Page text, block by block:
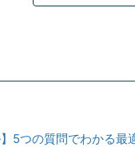
】5つの質問でわかる